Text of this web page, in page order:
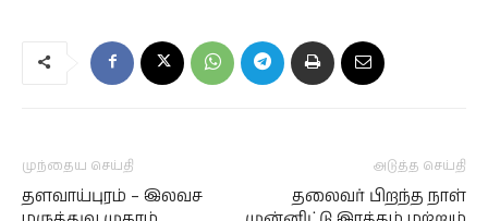
முந்தைய செய்தி
தளவாய்புரம் – இலவச
அடுத்த செய்தி
தலைவர் பிறந்த நாள்